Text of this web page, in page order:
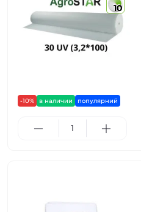
10
-10% в наличии популярний